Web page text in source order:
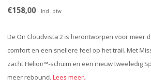
€158,00 Incl. btw
De On Cloudvista 2 is herontworpen voor meer
comfort en een snellere feel op het trail. Met
zacht Helion™-schuim en een nieuw tweeledig
meer rebound. Lees meer..